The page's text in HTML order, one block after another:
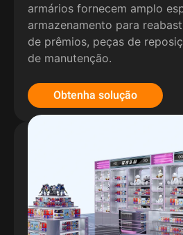
armários fornecem amplo
armazenamento para
de prêmios, peças de
de manutenção.
Obtenha solução